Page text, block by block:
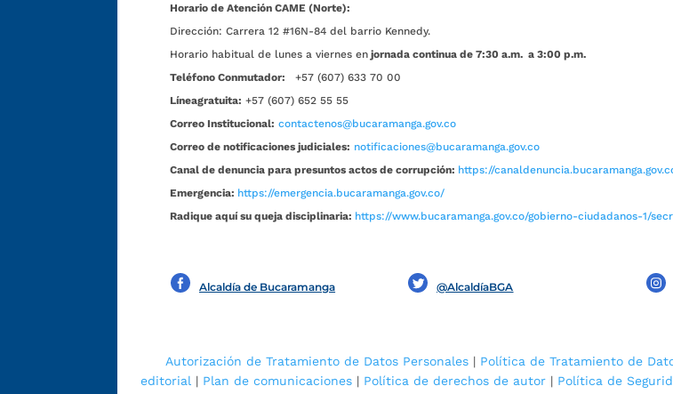
Horario de Atención CAME (Norte):
Dirección: Carrera 12 #16N-84 del barrio Kennedy.
Horario habitual de lunes a viernes en jornada continua de 7:30 a.m. a 3:00 p.m.
Teléfono Conmutador:
+57 (607) 633 70 00
Líneagratuita: +57 (607) 652 55 55
Correo Institucional: contactenos@bucaramanga.gov.co
Correo de notificaciones judiciales: notificaciones@bucaramanga.gov.co
Canal de denuncia para presuntos actos de corrupción: https://
Emergencia: https://emergencia.bucaramanga.gov.co/
Radique aquí su queja disciplinaria: https://www.bucaramanga.gov.co/gobierno-ciudadanos-1/
Alcaldía de Bucaramanga @AlcaldíaBGA
Autorización de Tratamiento de Datos Personales | Política de Tratamiento de
editorial | Plan de comunicaciones | Política de derechos de autor | Política de